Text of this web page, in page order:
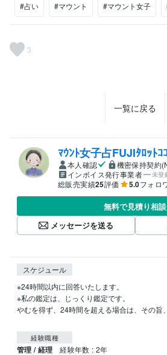
#占い #マウント #マウント女子
3
一覧に戻る
ﾏｳﾝﾄ女子占FUJIﾀﾛｯﾄｺ
本人確認
機密保持契約
インボイス発行事業者
未登
総販売実績25評価 5.0フォロ
無料で見積り相談
メッセージを送る
スケジュール
※24時間以内に回答いたします。
※私の鑑定は、じっくり鑑定です。
やむを得ず、24時間を超える場合は、その旨
経験職種
管理 / 経理 経験年数 : 2年